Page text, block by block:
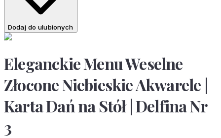
Dodaj do ulubionych
Eleganckie Menu Weselne
Złocone Niebieskie Akwarele |
Karta Dań na Stół | Delfina Nr
3